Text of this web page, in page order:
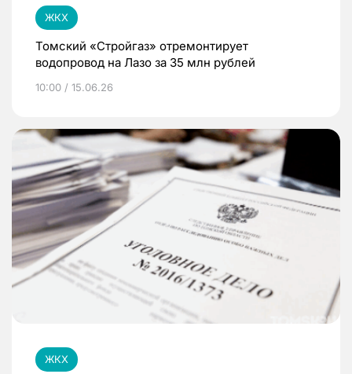
ЖКХ
Томский «Стройгаз» отремонтирует
водопровод на Лазо за 35 млн рублей
10:00 / 15.06.26
ЖКХ